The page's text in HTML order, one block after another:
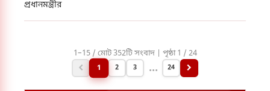
1–15 / মোট 352টি সংবাদ | পৃষ্ঠা 1 / 24
1 2 3 ... 24